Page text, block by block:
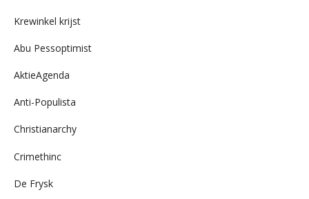
Krewinkel krijst
Abu Pessoptimist
AktieAgenda
Anti-Populista
Christianarchy
Crimethinc
De Frysk